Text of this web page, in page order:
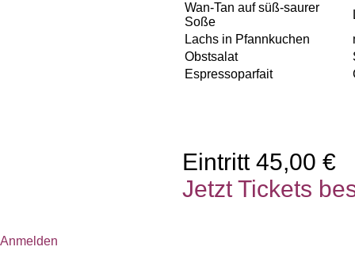
Wan-Tan auf süß-saurer
Soße
Lachs in Pfannkuchen
Obstsalat
Espressoparfait
Eintritt 45,00 €
Jetzt Tickets
Anmelden